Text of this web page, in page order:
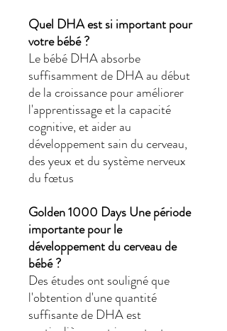
Quel DHA est si important pour
votre bébé ?
Le bébé DHA absorbe
suffisamment de DHA au début
de la croissance pour améliorer
l'apprentissage et la capacité
cognitive, et aider au
développement sain du cerveau,
des yeux et du système nerveux
du fœtus
Golden1000 Days Une période
importante pour le
développement du cerveau de
bébé ?
Des études ont souligné que
l'obtention d'une quantité
suffisante de DHA est